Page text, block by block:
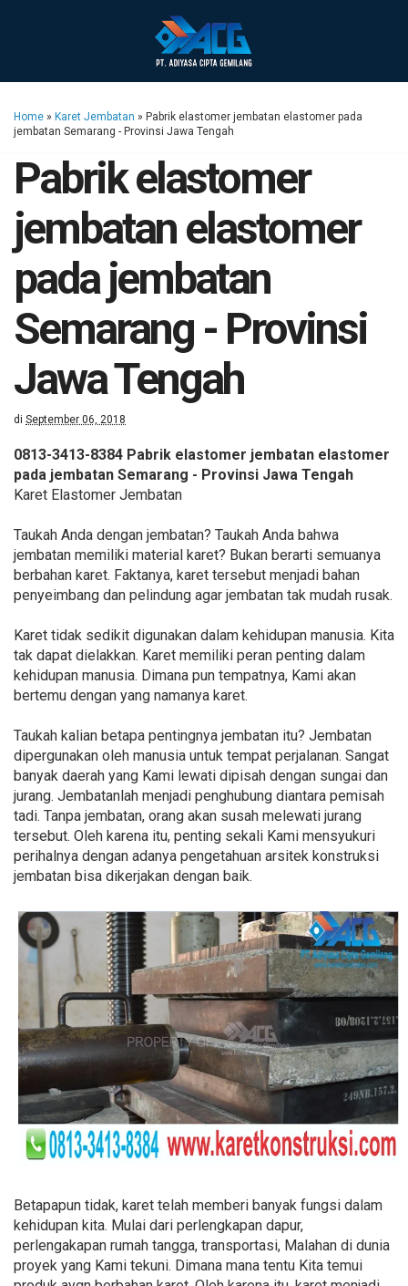
Home » Karet Jembatan » Pabrik elastomer jembatan elastomer pada
jembatan Semarang - Provinsi Jawa Tengah
Pabrik elastomer
jembatan elastomer
pada jembatan
Semarang - Provinsi
Jawa Tengah
di September 06, 2018
0813-3413-8384 Pabrik elastomer jembatan elastomer
pada jembatan Semarang - Provinsi Jawa Tengah
Karet Elastomer Jembatan
Taukah Anda dengan jembatan? Taukah Anda bahwa
jembatan memiliki material karet? Bukan berarti semuanya
berbahan karet. Faktanya, karet tersebut menjadi bahan
penyeimbang dan pelindung agar jembatan tak mudah rusak.
Karet tidak sedikit digunakan dalam kehidupan manusia. Kita
tak dapat dielakkan. Karet memiliki peran penting dalam
kehidupan manusia. Dimana pun tempatnya, Kami akan
bertemu dengan yang namanya karet.
Taukah kalian betapa pentingnya jembatan itu? Jembatan
dipergunakan oleh manusia untuk tempat perjalanan. Sangat
banyak daerah yang Kami lewati dipisah dengan sungai dan
jurang. Jembatanlah menjadi penghubung diantara pemisah
tadi. Tanpa jembatan, orang akan susah melewati jurang
tersebut. Oleh karena itu, penting sekali Kami mensyukuri
perihalnya dengan adanya pengetahuan arsitek konstruksi
jembatan bisa dikerjakan dengan baik.
Betapapun tidak, karet telah memberi banyak fungsi dalam
kehidupan kita. Mulai dari perlengkapan dapur,
perlengakapan rumah tangga, transportasi, Malahan di dunia
proyek yang Kami tekuni. Dimana mana tentu Kita temui